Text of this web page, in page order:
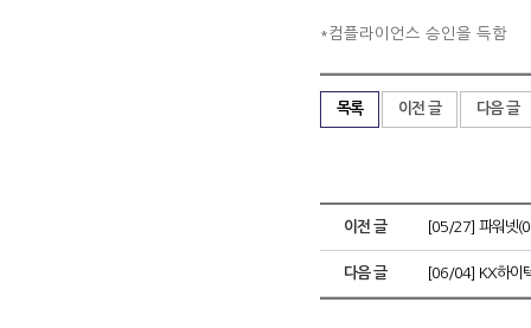
*컴플라이언스 승인을 득함
목록 이전 글 다음 글
이전 글 [05/27] 파워넷
다음 글 [06/04] KX하이